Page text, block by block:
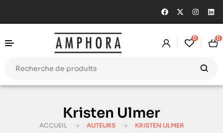
0 0
Kristen Ulmer
ACCUEIL AUTEURS KRISTEN ULMER